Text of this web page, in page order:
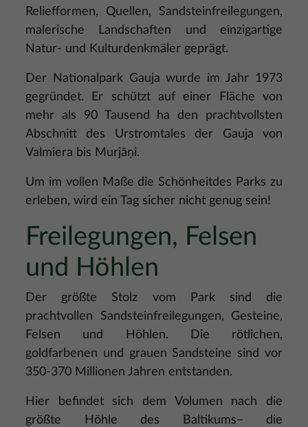
Reliefformen, Quellen, Sandsteinfreilegungen,
malerische Landschaften und einzigartige
Natur- und Kulturdenkmäler geprägt.
Der Nationalpark Gauja wurde im Jahr 1973
gegründet. Er schützt auf einer Fläche von
mehr als 90 Tausend ha den prachtvollsten
Abschnitt des Urstromtales der Gauja von
Valmiera bis Murjāņi.
Um im vollen Maße die Schönheitdes Parks zu
erleben, wird ein Tag sicher nicht genug sein!
Freilegungen, Felsen
und Höhlen
Der größte Stolz vom Park sind die
prachtvollen Sandsteinfreilegungen, Gesteine,
Felsen und Höhlen. Die rötlichen,
goldfarbenen und grauen Sandsteine sind vor
350-370 Millionen Jahren entstanden.
Hier befindet sich dem Volumen nach die
größte Höhle des Baltikums– die